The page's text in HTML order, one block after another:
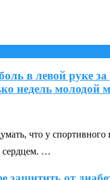
в левой руке за
недель молодой
что у спортивного
сердцем. …